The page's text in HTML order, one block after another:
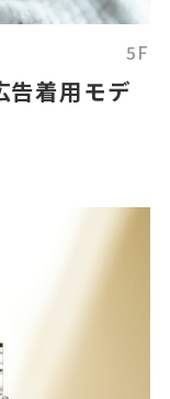
5F
告着用モデ